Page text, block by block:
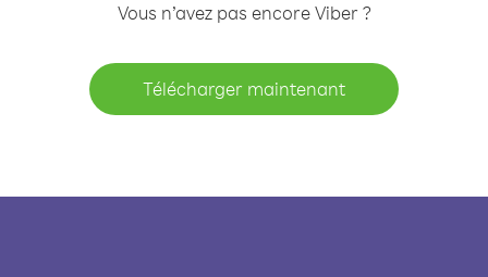
Vous n’avez pas encore Viber ?
Télécharger maintenant